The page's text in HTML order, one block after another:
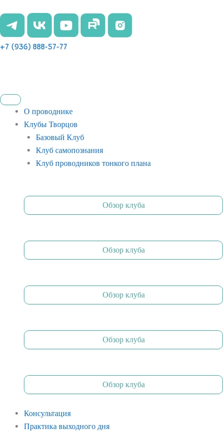
к
содержимому
+7 (936) 888-57-77
О проводнике
Клубы Творцов
Базовый Клуб
Клуб самопознания
Клуб проводников тонкого плана
Обзор клуба
Обзор клуба
Обзор клуба
Обзор клуба
Обзор клуба
Консультация
Практика выходного дня